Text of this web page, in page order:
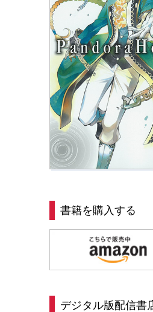
書籍を購入する
デジタル版配信書